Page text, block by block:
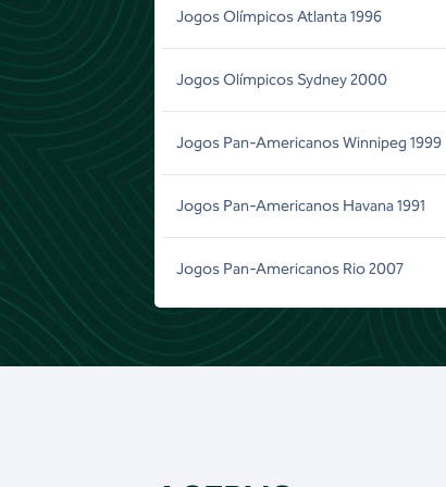
Jogos Olímpicos Atlanta 1996
Jogos Olímpicos Sydney 2000
Jogos Pan-Americanos Winnipeg 1999
Jogos Pan-Americanos Havana 1991
Jogos Pan-Americanos Rio 2007